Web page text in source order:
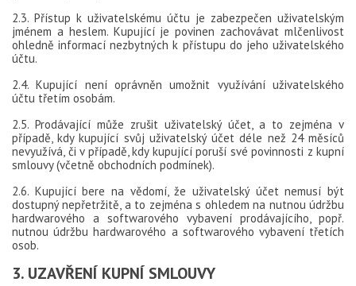
2.3. Přístup k uživatelskému účtu je zabezpečen uživatelským
jménem a heslem. Kupující je povinen zachovávat mlčenlivost
ohledně informací nezbytných k přístupu do jeho uživatelského
účtu.
2.4. Kupující není oprávněn umožnit využívání uživatelského
účtu třetím osobám.
2.5. Prodávající může zrušit uživatelský účet, a to zejména v
případě, kdy kupující svůj uživatelský účet déle než 24 měsíců
nevyužívá, či v případě, kdy kupující poruší své povinnosti z kupní
smlouvy (včetně obchodních podmínek).
2.6. Kupující bere na vědomí, že uživatelský účet nemusí být
dostupný nepřetržitě, a to zejména s ohledem na nutnou údržbu
hardwarového a softwarového vybavení prodávajícího, popř.
nutnou údržbu hardwarového a softwarového vybavení třetích
osob.
3. UZAVŘENÍ KUPNÍ SMLOUVY